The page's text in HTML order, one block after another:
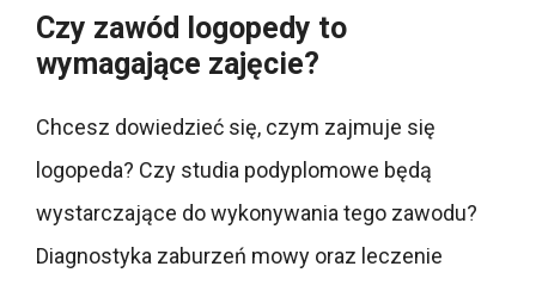
Czy zawód logopedy to
wymagające zajęcie?
Chcesz dowiedzieć się, czym zajmuje się
logopeda? Czy studia podyplomowe będą
wystarczające do wykonywania tego zawodu?
Diagnostyka zaburzeń mowy oraz leczenie